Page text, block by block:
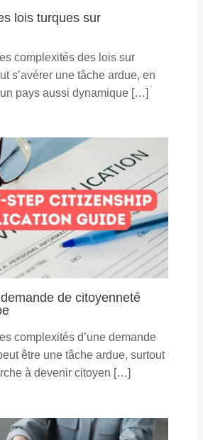
lois turques sur
complexités des lois sur
s’avérer une tâche ardue, en
pays aussi dynamique […]
de citoyenneté
complexités d’une demande
être une tâche ardue, surtout
à devenir citoyen […]